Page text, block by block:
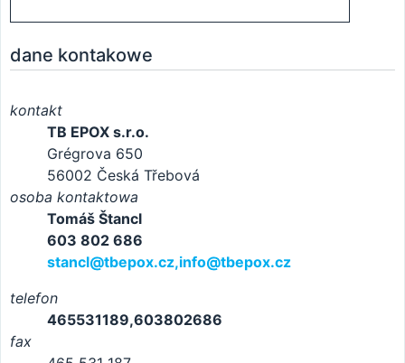
dane kontakowe
kontakt
TB EPOX s.r.o.
Grégrova 650
56002 Česká Třebová
osoba kontaktowa
Tomáš Štancl
603 802 686
stancl@tbepox.cz,info@tbepox.cz
telefon
465531189,603802686
fax